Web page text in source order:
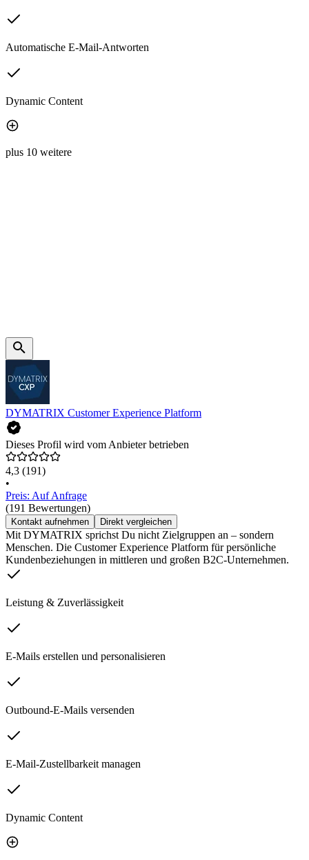
Automatische E-Mail-Antworten
Dynamic Content
plus 10 weitere
DYMATRIX Customer Experience Platform
Dieses Profil wird vom Anbieter betrieben
4,3 (191)
•
Preis: Auf Anfrage
(191 Bewertungen)
Kontakt aufnehmen Direkt vergleichen
Mit DYMATRIX sprichst Du nicht Zielgruppen an – sondern
Menschen. Die Customer Experience Platform für persönliche
Kundenbeziehungen in mittleren und großen B2C-Unternehmen.
Leistung & Zuverlässigkeit
E-Mails erstellen und personalisieren
Outbound-E-Mails versenden
E-Mail-Zustellbarkeit managen
Dynamic Content